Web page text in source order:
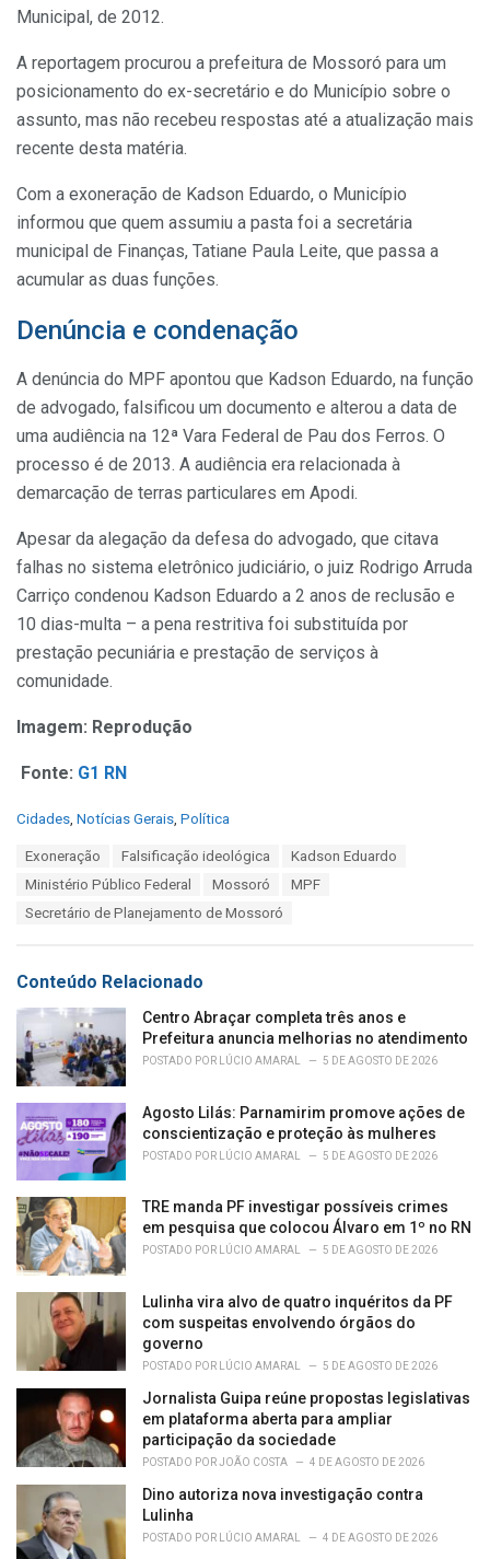
Municipal, de 2012.
A reportagem procurou a prefeitura de Mossoró para um
posicionamento do ex-secretário e do Município sobre o
assunto, mas não recebeu respostas até a atualização mais
recente desta matéria.
Com a exoneração de Kadson Eduardo, o Município
informou que quem assumiu a pasta foi a secretária
municipal de Finanças, Tatiane Paula Leite, que passa a
acumular as duas funções.
Denúncia e condenação
A denúncia do MPF apontou que Kadson Eduardo, na função
de advogado, falsificou um documento e alterou a data de
uma audiência na 12ª Vara Federal de Pau dos Ferros. O
processo é de 2013. A audiência era relacionada à
demarcação de terras particulares em Apodi.
Apesar da alegação da defesa do advogado, que citava
falhas no sistema eletrônico judiciário, o juiz Rodrigo Arruda
Carriço condenou Kadson Eduardo a 2 anos de reclusão e
10 dias-multa – a pena restritiva foi substituída por
prestação pecuniária e prestação de serviços à
comunidade.
Imagem: Reprodução
Fonte: G1 RN
C
e
:
Cidades, Notícias Gerais, Política
Exoneração Falsificação ideológica
Kadson Eduardo
Ministério Público Federal
Mossoró
MPF
Secretário de Planejamento de Mossoró
Conteúdo Relacionado
Centro Abraçar completa três anos e
Prefeitura anuncia melhorias no atendimento
POSTADO POR LÚCIO AMARAL 5 DE AGOSTO DE 2026
Agosto Lilás: Parnamirim promove ações de
conscientização e proteção às mulheres
POSTADO POR LÚCIO AMARAL 5 DE AGOSTO DE 2026
TRE manda PF investigar possíveis crimes
em pesquisa que colocou Álvaro em 1º no RN
POSTADO POR LÚCIO AMARAL 5 DE AGOSTO DE 2026
Lulinha vira alvo de quatro inquéritos da PF
com suspeitas envolvendo órgãos do
governo
POSTADO POR LÚCIO AMARAL 5 DE AGOSTO DE 2026
Jornalista Guipa reúne propostas legislativas
em plataforma aberta para ampliar
participação da sociedade
POSTADO PORJOÃO COSTA 4 DE AGOSTO DE 2026
Dino autoriza nova investigação contra
Lulinha
POSTADO POR LÚCIO AMARAL 4 DE AGOSTO DE 2026